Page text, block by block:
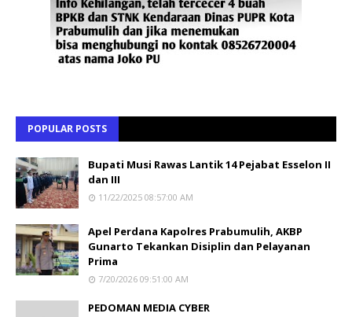
POPULAR POSTS
Bupati Musi Rawas Lantik 14 Pejabat Esselon II
dan III
11/22/2025 08:57:00 AM
Apel Perdana Kapolres Prabumulih, AKBP
Gunarto Tekankan Disiplin dan Pelayanan
Prima
7/20/2026 09:51:00 AM
PEDOMAN MEDIA CYBER